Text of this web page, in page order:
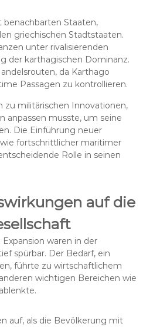
Staaten,
griechischen Stadtstaaten.
unter rivalisierenden
der karthagischen Dominanz.
da Karthago
Passagen zu kontrollieren.
zu militärischen Innovationen,
anpassen musste, um seine
Die Einführung neuer
fortschrittlicher maritimer
Rolle in seinen
auf die
waren in der
spürbar. Der Bedarf, ein
führte zu wirtschaftlichem
wichtigen Bereichen wie
auf, als die Bevölkerung mit